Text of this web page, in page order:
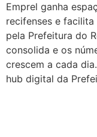
Emprel ganha
recifenses e
pela Prefeitura do
consolida e os
crescem a cada
hub digital da